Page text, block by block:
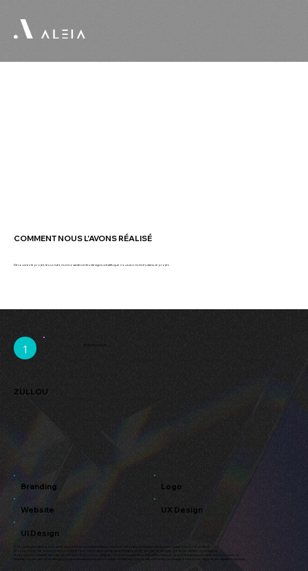
Zullou est une start-up innovante qui a créé un jeu mathématique visant à rendre l’apprentissage amusant et engageant pour les enfants.
Ils nous ont confié la mission de concrétiser leur vision via un partenariat créatif complet : identité de marque, présence digitale, et packaging.
Notre équipe a travaillé main dans la main avec Zullou pour imaginer un univers audacieux, éducatif et ludique, qui parle autant aux enfants qu’à leurs parents.
Résultat : un site web et un design produit dynamiques qui encouragent l’interaction et soutiennent l’apprentissage à travers une expérience digitale inspirante.
Branding Logo
Website UX Design
UI Design
ZULLOU
1 INTRODUCTION
COMMENT NOUS L'AVONS RÉALISÉ
Découvrez le projet, les solutions innovantes et les designs créatifs que nous avons livrés dans ce projet.